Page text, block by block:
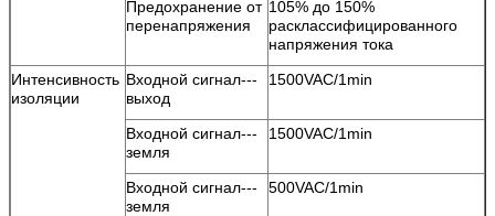
Предохранение от
перенапряжения
105% до 150%
расклассифицированного
напряжения тока
Интенсивность
изоляции
Входной сигнал---
выход
1500VAC/1min
Входной сигнал---
земля
1500VAC/1min
Входной сигнал---
земля
500VAC/1min